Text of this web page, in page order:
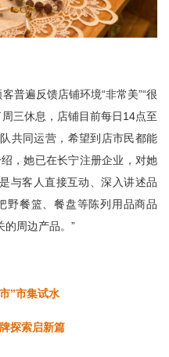
普遍反馈店铺环境“非常美”“很
三休息，店铺目前每日14点至
共同运营，希望到店市民都能
，她已在长宁注册企业，对她
与客人直接互动、深入讲述品
野餐篮、餐盘等陈列用品商品
的周边产品。”
”市集试水
探索启新篇